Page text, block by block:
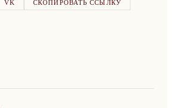
VK СКОПИРОВАТЬ ССЫЛКУ